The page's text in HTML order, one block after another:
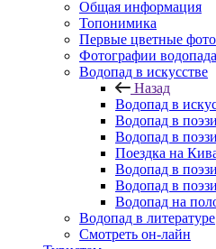
Общая информация
Топонимика
Первые цветные
Фотографии водопада
Водопад в искусстве
Назад
Водопад в
Водопад в
Водопад в
Поездка на
Водопад в
Водопад в
Водопад на
Водопад в литературе
Смотреть он-лайн